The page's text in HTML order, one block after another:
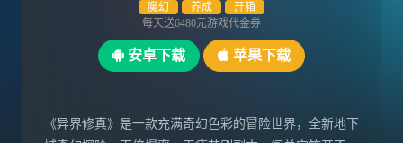
魔幻
养成
开箱
每天送6480元游戏代金券
安卓下载 苹果下载
《异界修真》是一款充满奇幻色彩的冒险世界，全新地下